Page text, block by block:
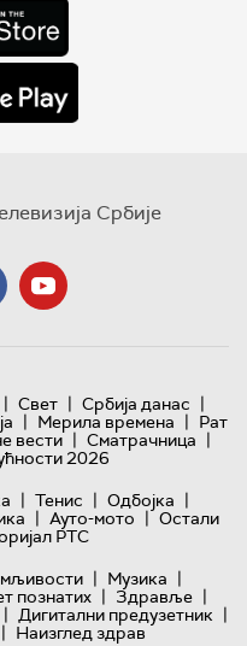
Србије
| Свет | Србија данас |
| Мерила времена | Рат
вести | Сматрачница |
2026
| Тенис | Одбојка |
| Ауто-мото | Остали
РТС
| Музика |
познатих | Здравље |
| Дигитални предузетник |
| Наизглед здрав